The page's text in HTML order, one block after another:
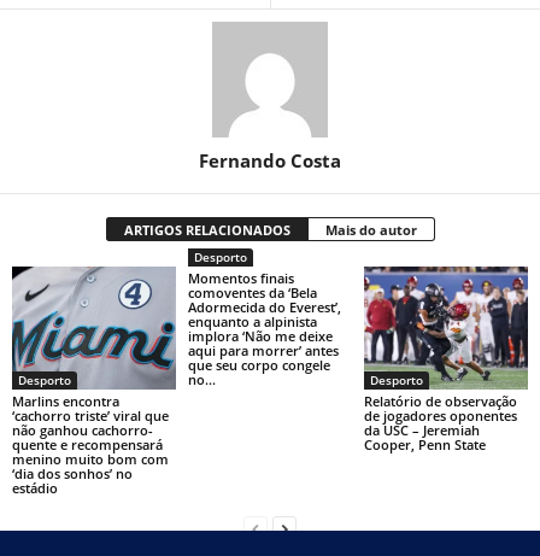
Fernando Costa
ARTIGOS RELACIONADOS Mais do autor
Desporto
Marlins encontra
‘cachorro triste’ viral que
não ganhou cachorro-
quente e recompensará
menino muito bom com
‘dia dos sonhos’ no
estádio
Desporto
Momentos finais
comoventes da ‘Bela
Adormecida do Everest’,
enquanto a alpinista
implora ‘Não me deixe
aqui para morrer’ antes
que seu corpo congele
no...
Desporto
Relatório de observação
de jogadores oponentes
da USC – Jeremiah
Cooper, Penn State